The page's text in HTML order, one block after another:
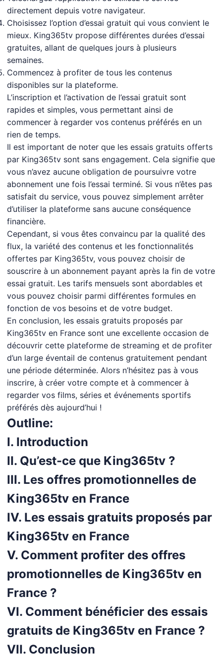
directement depuis votre navigateur.
Choisissez l’option d’essai gratuit qui vous convient le
mieux. King365tv propose différentes durées d’essai
gratuites, allant de quelques jours à plusieurs
semaines.
Commencez à profiter de tous les contenus
disponibles sur la plateforme.
L’inscription et l’activation de l’essai gratuit sont
rapides et simples, vous permettant ainsi de
commencer à regarder vos contenus préférés en un
rien de temps.
Il est important de noter que les essais gratuits offerts
par King365tv sont sans engagement. Cela signifie que
vous n’avez aucune obligation de poursuivre votre
abonnement une fois l’essai terminé. Si vous n’êtes pas
satisfait du service, vous pouvez simplement arrêter
d’utiliser la plateforme sans aucune conséquence
financière.
Cependant, si vous êtes convaincu par la qualité des
flux, la variété des contenus et les fonctionnalités
offertes par King365tv, vous pouvez choisir de
souscrire à un abonnement payant après la fin de votre
essai gratuit. Les tarifs mensuels sont abordables et
vous pouvez choisir parmi différentes formules en
fonction de vos besoins et de votre budget.
En conclusion, les essais gratuits proposés par
King365tv en France sont une excellente occasion de
découvrir cette plateforme de streaming et de profiter
d’un large éventail de contenus gratuitement pendant
une période déterminée. Alors n’hésitez pas à vous
inscrire, à créer votre compte et à commencer à
regarder vos films, séries et événements sportifs
préférés dès aujourd’hui !
Outline:
I. Introduction
II. Qu’est-ce que King365tv ?
III. Les offres promotionnelles de
King365tv en France
IV. Les essais gratuits proposés par
King365tv en France
V. Comment profiter des offres
promotionnelles de King365tv en
France ?
VI. Comment bénéficier des essais
gratuits de King365tv en France ?
VII. Conclusion